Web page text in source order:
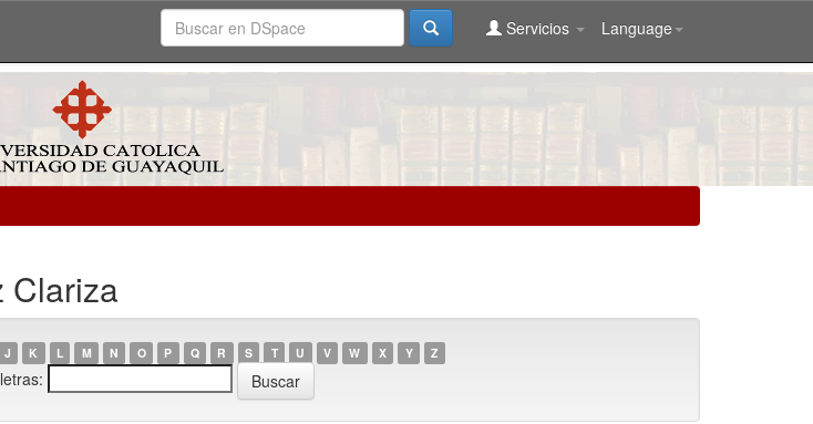
Language
Servicios
Clariza
J K L M N O P Q R S T U V W X Y Z